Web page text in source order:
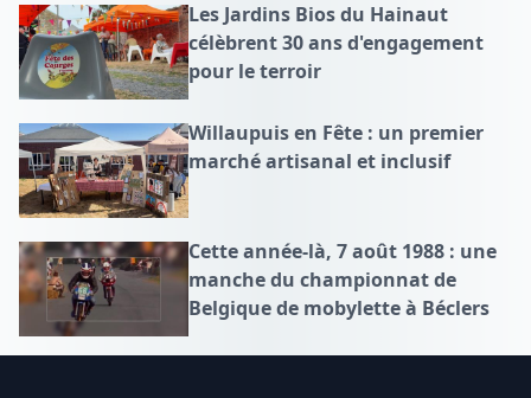
Les Jardins Bios du Hainaut
célèbrent 30 ans d'engagement
pour le terroir
Willaupuis en Fête : un premier
marché artisanal et inclusif
Cette année-là, 7 août 1988 : une
manche du championnat de
Belgique de mobylette à Béclers